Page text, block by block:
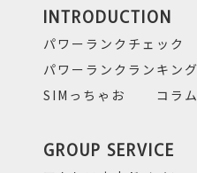
INTRODUCTION
パワーランクチェック
パワーランクランキング
SIMっちゃお
コラ
GROUP SERVICE